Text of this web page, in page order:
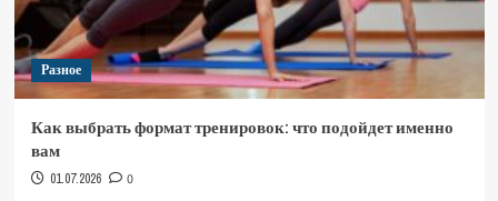
Разное
Как выбрать формат тренировок: что подойдет именно
вам
01.07.2026 0